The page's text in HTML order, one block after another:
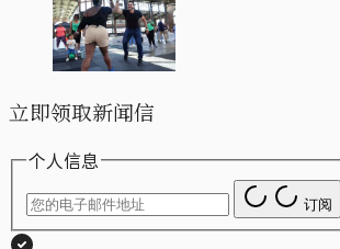
立即领取新闻信
个人信息
订阅